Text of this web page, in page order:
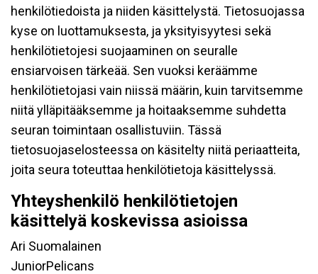
henkilötiedoista ja niiden käsittelystä. Tietosuojassa
kyse on luottamuksesta, ja yksityisyytesi sekä
henkilötietojesi suojaaminen on seuralle
ensiarvoisen tärkeää. Sen vuoksi keräämme
henkilötietojasi vain niissä määrin, kuin tarvitsemme
niitä ylläpitääksemme ja hoitaaksemme suhdetta
seuran toimintaan osallistuviin. Tässä
tietosuojaselosteessa on käsitelty niitä periaatteita,
joita seura toteuttaa henkilötietoja käsittelyssä.
Yhteyshenkilö henkilötietojen
käsittelyä koskevissa asioissa
Ari Suomalainen
JuniorPelicans